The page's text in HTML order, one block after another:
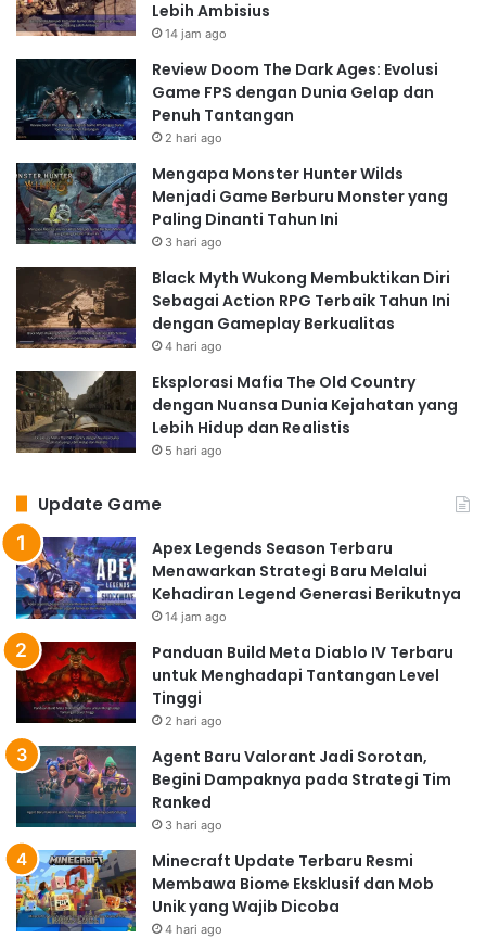
Lebih Ambisius
14 jam ago
Review Doom The Dark Ages: Evolusi
Game FPS dengan Dunia Gelap dan
Penuh Tantangan
2 hari ago
Mengapa Monster Hunter Wilds
Menjadi Game Berburu Monster yang
Paling Dinanti Tahun Ini
3 hari ago
Black Myth Wukong Membuktikan Diri
Sebagai Action RPG Terbaik Tahun Ini
dengan Gameplay Berkualitas
4 hari ago
Eksplorasi Mafia The Old Country
dengan Nuansa Dunia Kejahatan yang
Lebih Hidup dan Realistis
5 hari ago
Update Game
Apex Legends Season Terbaru
Menawarkan Strategi Baru Melalui
Kehadiran Legend Generasi Berikutnya
14 jam ago
Panduan Build Meta Diablo IV Terbaru
untuk Menghadapi Tantangan Level
Tinggi
2 hari ago
Agent Baru Valorant Jadi Sorotan,
Begini Dampaknya pada Strategi Tim
Ranked
3 hari ago
Minecraft Update Terbaru Resmi
Membawa Biome Eksklusif dan Mob
Unik yang Wajib Dicoba
4 hari ago